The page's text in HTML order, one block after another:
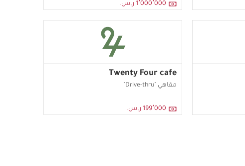
1٬000٬000 ر.س.
Twenty Four cafe
مقاهي "Drive-thru"
199٬000 ر.س.